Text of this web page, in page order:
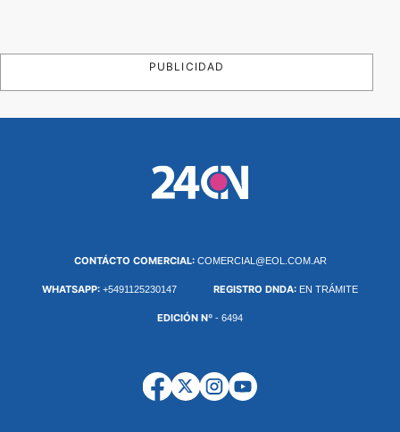
PUBLICIDAD
CONTÁCTO COMERCIAL: COMERCIAL@EOL.COM.AR
WHATSAPP: +5491125230147 REGISTRO DNDA: EN TRÁMITE
EDICIÓN Nº - 6494